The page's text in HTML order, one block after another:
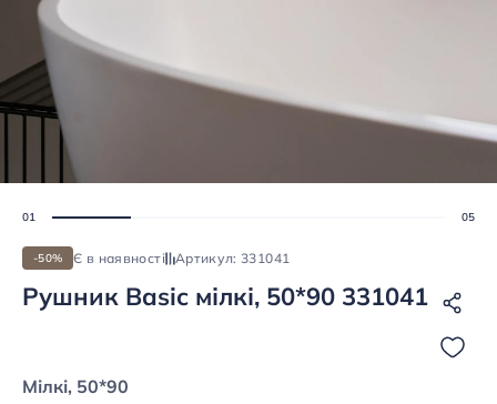
-50% Є в наявності Артикул: 331041
Рушник Basic мілкі, 50*90 331041
Мілкі, 50*90